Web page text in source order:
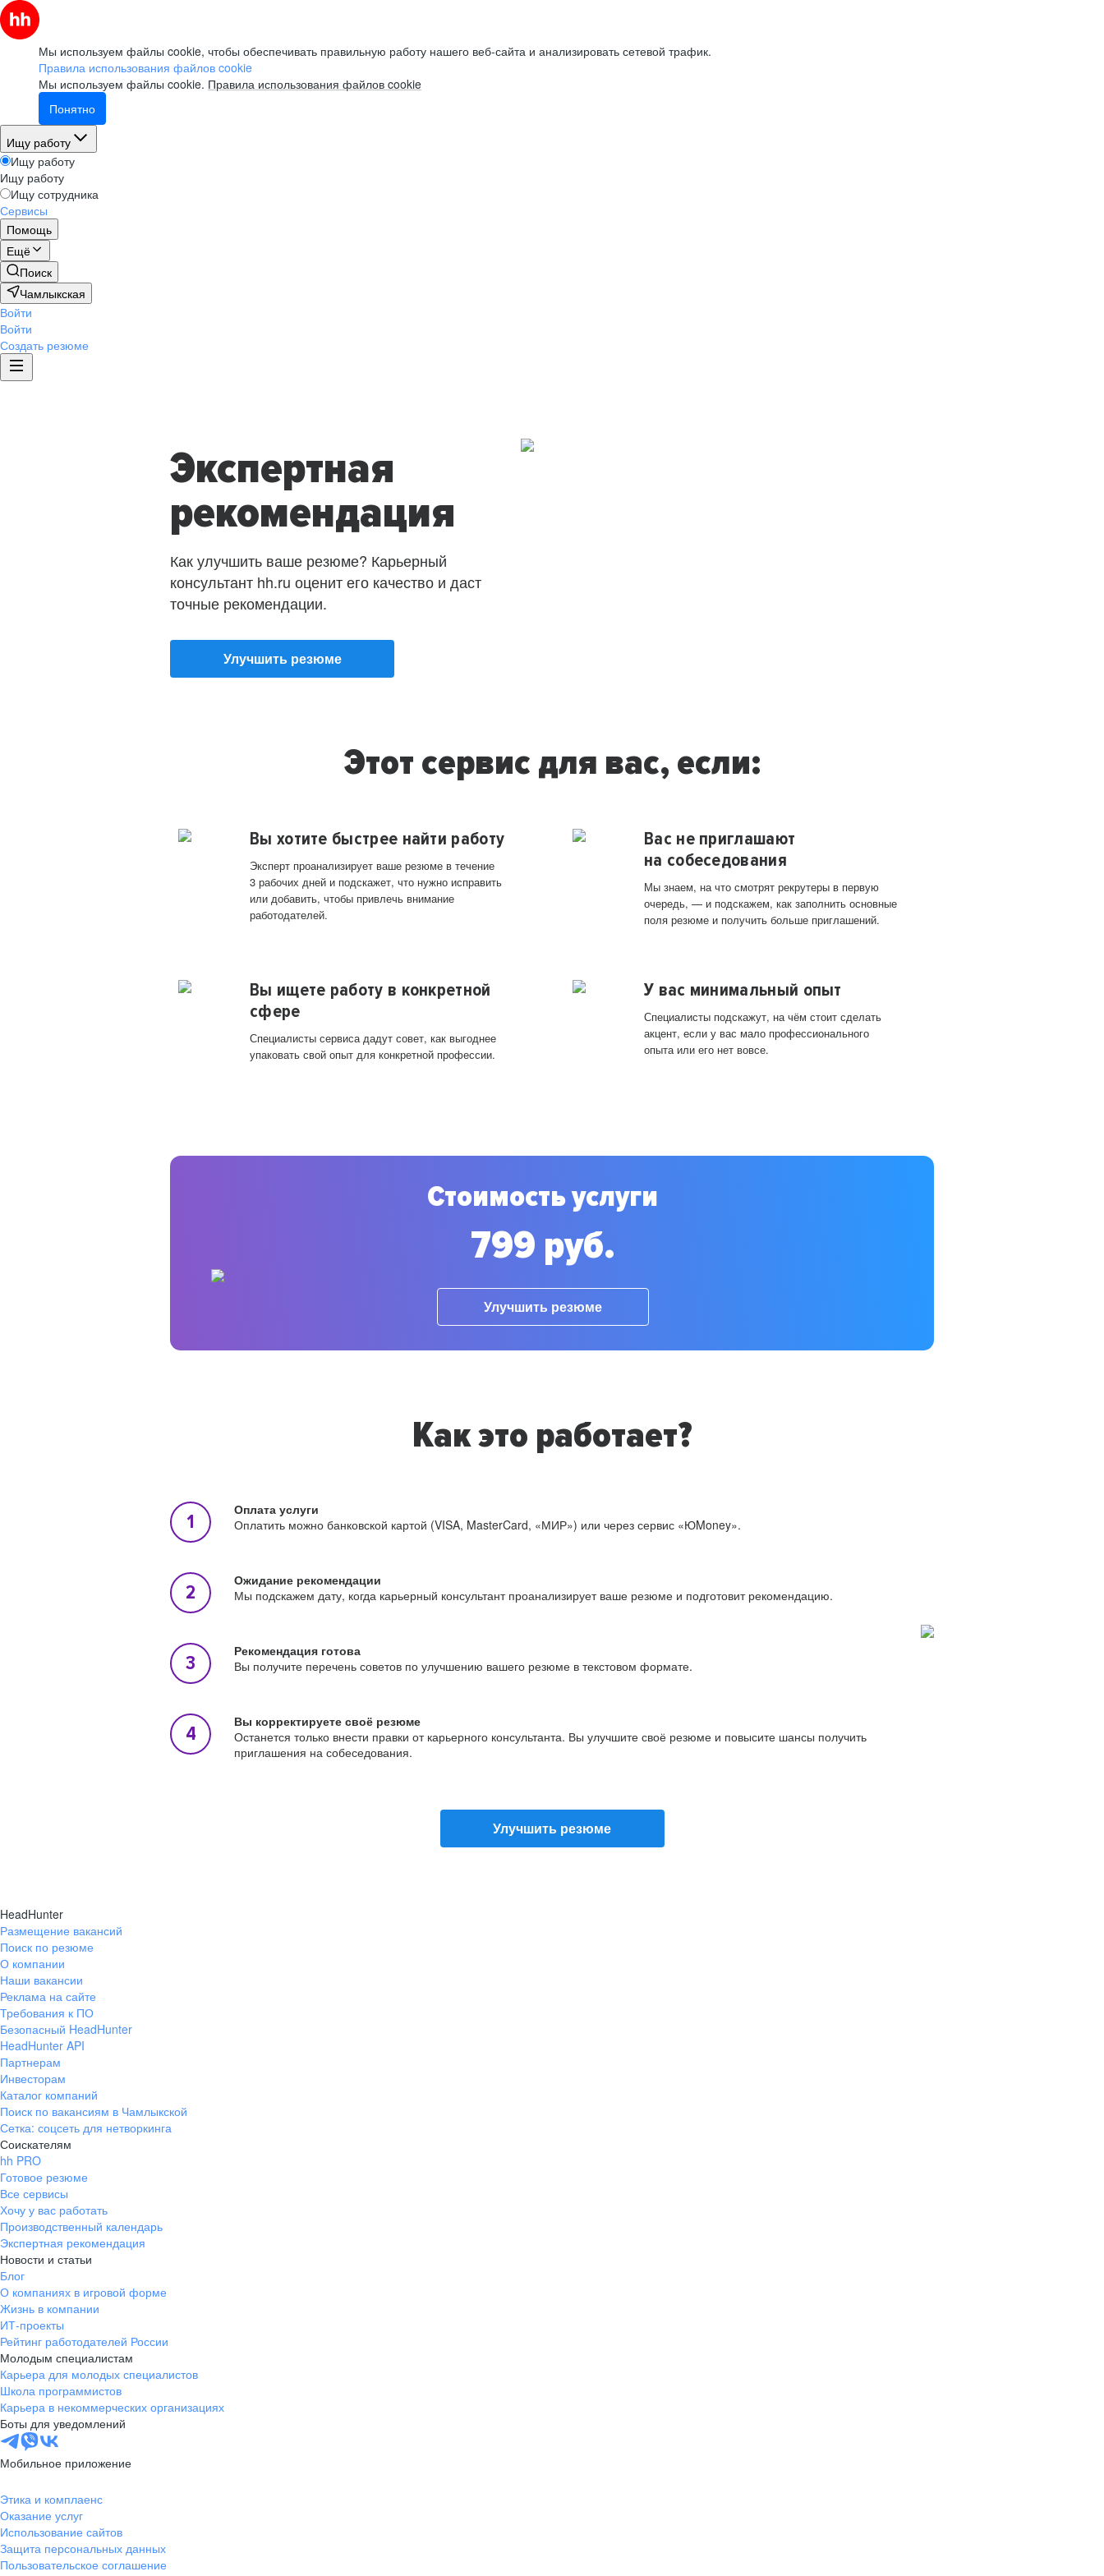
Мы используем файлы cookie, чтобы обеспечивать правильную работу нашего веб-сайта и анализировать сетевой трафик.
Правила использования файлов cookie
Мы используем файлы cookie. Правила использования файлов cookie
Понятно
Ищу работу
Ищу работу
Ищу работу
Ищу сотрудника
Сервисы
Помощь
Ещё
Поиск
Чамлыкская
Войти
Войти
Создать резюме
Экспертная
рекомендация
Как улучшить ваше резюме? Карьерный
консультант hh.ru оценит его качество и даст
точные рекомендации.
Улучшить резюме
Этот сервис для вас, если:
Вы хотите быстрее найти работу
Эксперт проанализирует ваше резюме в течение
3 рабочих дней и подскажет, что нужно исправить
или добавить, чтобы привлечь внимание
работодателей.
Вас не приглашают
на собеседования
Мы знаем, на что смотрят рекрутеры в первую
очередь, — и подскажем, как заполнить основные
поля резюме и получить больше приглашений.
Вы ищете работу в конкретной
сфере
Специалисты сервиса дадут совет, как выгоднее
упаковать свой опыт для конкретной профессии.
У вас минимальный опыт
Специалисты подскажут, на чём стоит сделать
акцент, если у вас мало профессионального
опыта или его нет вовсе.
Стоимость услуги
799 руб.
Улучшить резюме
Как это работает?
Оплата услуги
Оплатить можно банковской картой (VISA, MasterCard, «МИР») или через сервис «ЮMoney».
Ожидание рекомендации
Мы подскажем дату, когда карьерный консультант проанализирует ваше резюме и подготовит рекомендацию.
Рекомендация готова
Вы получите перечень советов по улучшению вашего резюме в текстовом формате.
Вы корректируете своё резюме
Останется только внести правки от карьерного консультанта. Вы улучшите своё резюме и повысите шансы получить
приглашения на собеседования.
Улучшить резюме
HeadHunter
Размещение вакансий
Поиск по резюме
О компании
Наши вакансии
Реклама на сайте
Требования к ПО
Безопасный HeadHunter
HeadHunter API
Партнерам
Инвесторам
Каталог компаний
Поиск по вакансиям в Чамлыкской
Сетка: соцсеть для нетворкинга
Соискателям
hh PRO
Готовое резюме
Все сервисы
Хочу у вас работать
Производственный календарь
Экспертная рекомендация
Новости и статьи
Блог
О компаниях в игровой форме
Жизнь в компании
ИТ-проекты
Рейтинг работодателей России
Молодым специалистам
Карьера для молодых специалистов
Школа программистов
Карьера в некоммерческих организациях
Боты для уведомлений
Мобильное приложение
Этика и комплаенс
Оказание услуг
Использование сайтов
Защита персональных данных
Пользовательское соглашение